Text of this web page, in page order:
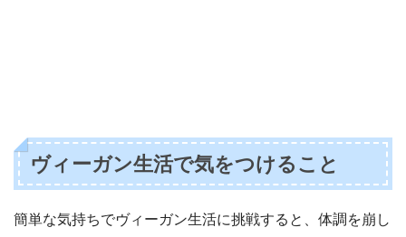
ヴィーガン生活で気をつけること
簡単な気持ちでヴィーガン生活に挑戦すると、体調を崩し